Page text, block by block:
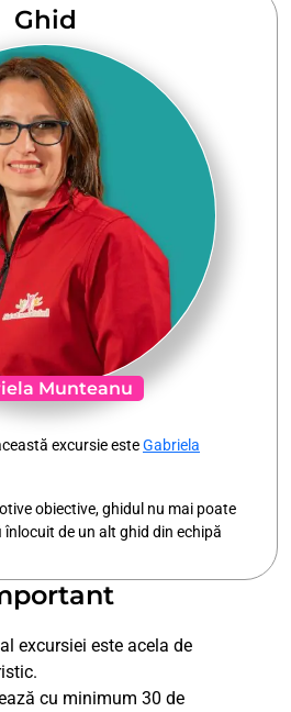
Ghid
Munteanu
excursie esteGabriela
obiective, ghidul nu mai poate
de un alt ghid din echipă
excursiei este acela de
cu minimum 30 de